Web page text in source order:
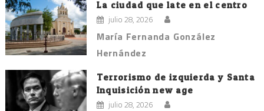
La ciudad que late en el centro
julio 28, 2026
María Fernanda González
Hernández
Terrorismo de izquierda y Santa
Inquisición new age
julio 28, 2026